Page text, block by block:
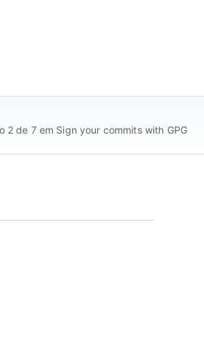
2 de 7 em Sign your commits with GPG